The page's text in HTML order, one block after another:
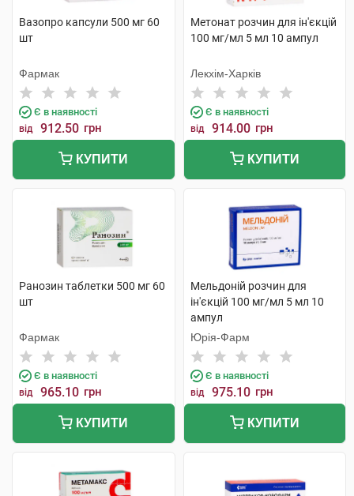
Вазопро капсули 500 мг 60
шт
Фармак
Є в наявності
від 912.50 грн
КУПИТИ
Метонат розчин для ін'єкцій
100 мг/мл 5 мл 10 ампул
Лекхім-Харків
Є в наявності
від 914.00 грн
КУПИТИ
Ранозин таблетки 500 мг 60
шт
Фармак
Є в наявності
від 965.10 грн
КУПИТИ
Мельдоній розчин для
ін'єкцій 100 мг/мл 5 мл 10
ампул
Юрія-Фарм
Є в наявності
від 975.10 грн
КУПИТИ